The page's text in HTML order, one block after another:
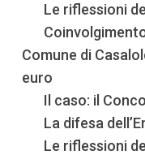
Le riflessioni
Comune di
euro
Il caso: il
La difesa
Le riflessioni